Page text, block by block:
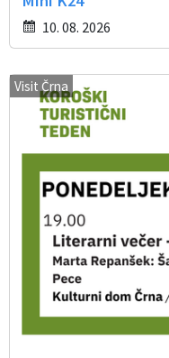
10. 08. 2026
Visit Črna